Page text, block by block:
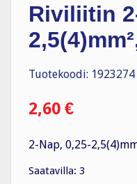
Riviliitin
Tuotekoodi: 1923274
2,60 €
2-Nap, 0,25-
Saatavilla: 3